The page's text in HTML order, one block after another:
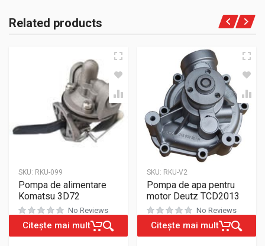
Related products
SKU: RKU-099
Pompa de alimentare
Komatsu 3D72
No Reviews
Citește mai mult
SKU: RKU-V2
Pompa de apa pentru
motor Deutz TCD2013
No Reviews
Citește mai mult